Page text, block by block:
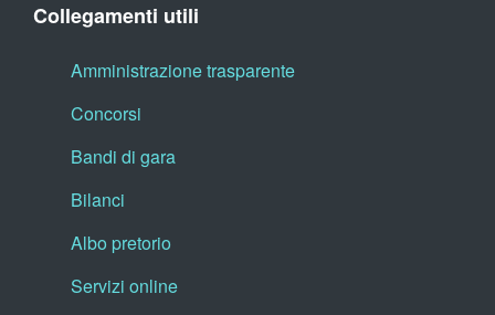
Collegamenti utili
Amministrazione trasparente
Concorsi
Bandi di gara
Bilanci
Albo pretorio
Servizi online